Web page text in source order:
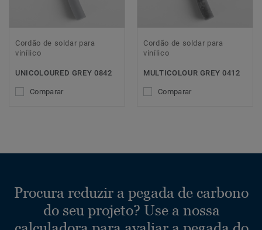
Cordão de soldar para
vinílico
UNICOLOURED GREY 0842
Comparar
Cordão de soldar para
vinílico
MULTICOLOUR GREY 0412
Comparar
Procura reduzir a pegada de carbono
do seu projeto? Use a nossa